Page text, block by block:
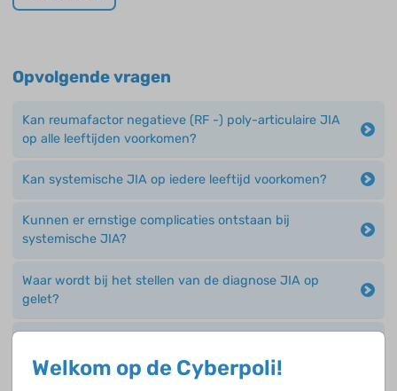
Opvolgende vragen
Kan reumafactor negatieve (RF -) poly-articulaire JIA
op alle leeftijden voorkomen?
Kan systemische JIA op iedere leeftijd voorkomen?
Kunnen er ernstige complicaties ontstaan bij
systemische JIA?
Waar wordt bij het stellen van de diagnose JIA op
gelet?
vaker door de oogarts gecontroleerd worden?
Welkom op de Cyberpoli!